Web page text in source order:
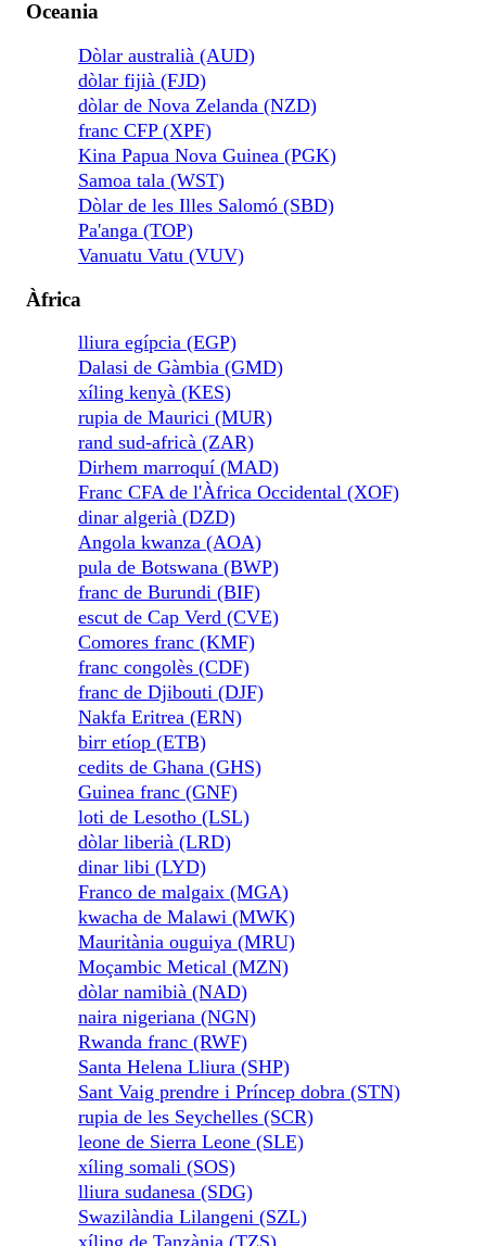
Oceania
Dòlar australià (AUD)
dòlar fijià (FJD)
dòlar de Nova Zelanda (NZD)
franc CFP (XPF)
Kina Papua Nova Guinea (PGK)
Samoa tala (WST)
Dòlar de les Illes Salomó (SBD)
Pa'anga (TOP)
Vanuatu Vatu (VUV)
Àfrica
lliura egípcia (EGP)
Dalasi de Gàmbia (GMD)
xíling kenyà (KES)
rupia de Maurici (MUR)
rand sud-africà (ZAR)
Dirhem marroquí (MAD)
Franc CFA de l'Àfrica Occidental (XOF)
dinar algerià (DZD)
Angola kwanza (AOA)
pula de Botswana (BWP)
franc de Burundi (BIF)
escut de Cap Verd (CVE)
Comores franc (KMF)
franc congolès (CDF)
franc de Djibouti (DJF)
Nakfa Eritrea (ERN)
birr etíop (ETB)
cedits de Ghana (GHS)
Guinea franc (GNF)
loti de Lesotho (LSL)
dòlar liberià (LRD)
dinar libi (LYD)
Franco de malgaix (MGA)
kwacha de Malawi (MWK)
Mauritània ouguiya (MRU)
Moçambic Metical (MZN)
dòlar namibià (NAD)
naira nigeriana (NGN)
Rwanda franc (RWF)
Santa Helena Lliura (SHP)
Sant Vaig prendre i Príncep dobra (STN)
rupia de les Seychelles (SCR)
leone de Sierra Leone (SLE)
xíling somali (SOS)
lliura sudanesa (SDG)
Swazilàndia Lilangeni (SZL)